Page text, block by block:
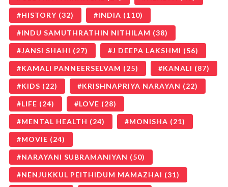
HISTORY (32) INDIA (110)
INDU SAMUTHRATHIN NITHILAM (38)
JANSI SHAHI (27) J DEEPA LAKSHMI (56)
KAMALI PANNEERSELVAM (25) KANALI (87)
KIDS (22) KRISHNAPRIYA NARAYAN (22)
LIFE (24) LOVE (28)
MENTAL HEALTH (24) MONISHA (21)
MOVIE (24)
NARAYANI SUBRAMANIYAN (50)
NENJUKKUL PEITHIDUM MAMAZHAI (31)